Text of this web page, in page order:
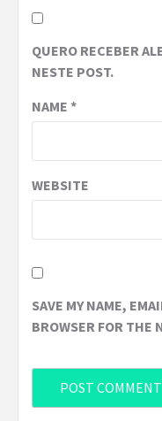
QUERO RECEBER
NESTE POST.
NAME *
WEBSITE
SAVE MY NAME,
BROWSER FOR THE